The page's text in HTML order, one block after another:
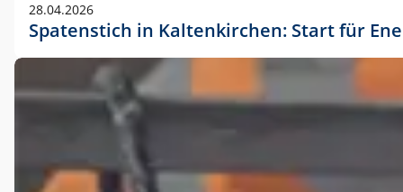
28.04.2026
Spatenstich in Kaltenkirchen: Start für